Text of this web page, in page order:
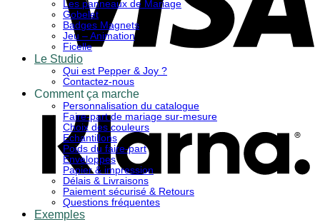
Les panneaux de Mariage
Gobelet
Badges Magnets
Jeu – Animation
Ficelle
Le Studio
Qui est Pepper & Joy ?
Contactez-nous
Comment ça marche
Personnalisation du catalogue
Faire-part de mariage sur-mesure
Choix des couleurs
Echantillons
Poids du faire-part
Enveloppes
Papier & impression
Délais & Livraisons
Paiement sécurisé & Retours
Questions fréquentes
Exemples